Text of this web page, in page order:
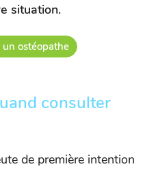
situation.
un ostéopathe
consulter
de première intention